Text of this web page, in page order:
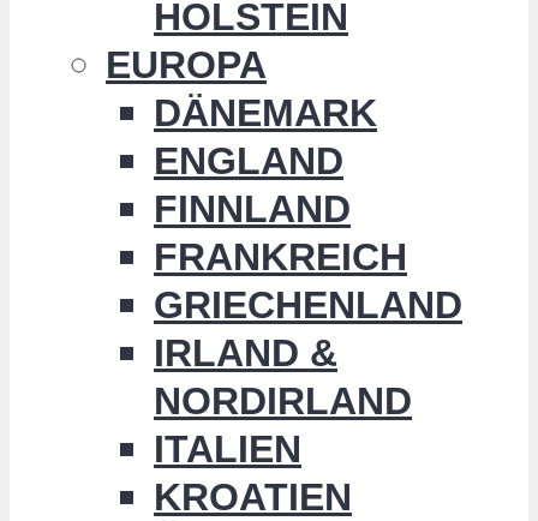
HOLSTEIN
EUROPA
DÄNEMARK
ENGLAND
FINNLAND
FRANKREICH
GRIECHENLAND
IRLAND &
NORDIRLAND
ITALIEN
KROATIEN